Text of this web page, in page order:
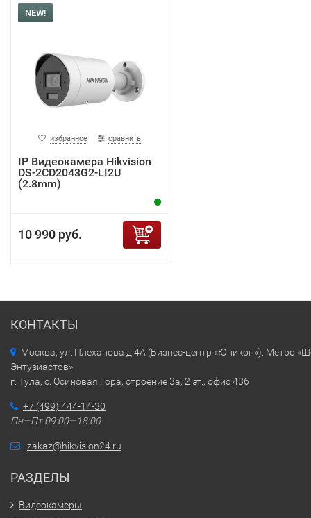
NEW!
избранное сравнить
IP Видеокамера Hikvision
DS-2CD2043G2-LI2U
(2.8mm)
10 990 руб.
КОНТАКТЫ
Москва, ул. Плеханова д.4А (Бизнес-центр «Юникон»). Метро
Энтузиастов»
г. Тула, с. Осиновая Гора, строение 3а, 2 эт., офис 436
+7 (499) 444-14-30
Пн—Пт 09:00—18:00
zakaz@hikvision24.ru
РАЗДЕЛЫ
Видеокамеры